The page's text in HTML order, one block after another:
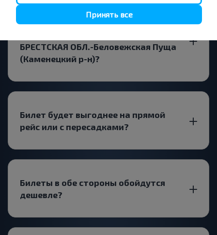
Когда лучше всего искать билет
БРЕСТСКАЯ ОБЛ.-Беловежская Пуща
(Каменецкий р-н)?
Билет будет выгоднее на прямой
рейс или с пересадками?
Билеты в обе стороны обойдутся
дешевле?
Принять все